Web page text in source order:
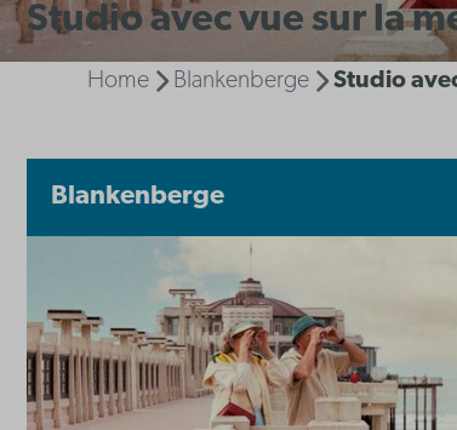
Studio avec vue sur la
Home Blankenberge Studio
Blankenberge